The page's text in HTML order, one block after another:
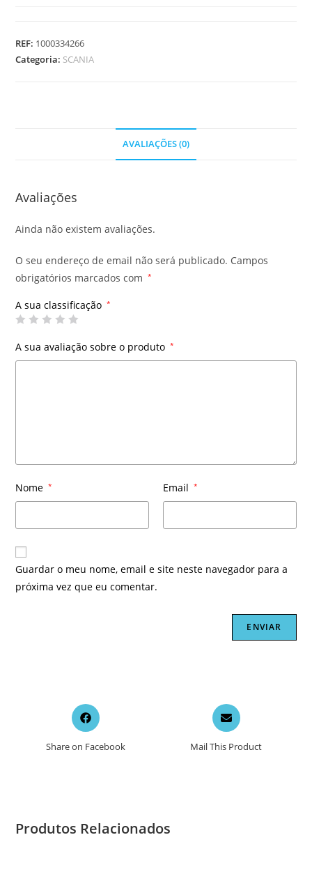
REF: 1000334266
Categoria: SCANIA
AVALIAÇÕES (0)
Avaliações
Ainda não existem avaliações.
O seu endereço de email não será publicado. Campos
obrigatórios marcados com
*
A sua classificação *
A sua avaliação sobre o produto *
Nome * Email *
Guardar o meu nome, email e site neste navegador para a
próxima vez que eu comentar.
Opens
in
new
Share on Facebook
Opens
in
a
new
Mail This Product
Produtos Relacionados